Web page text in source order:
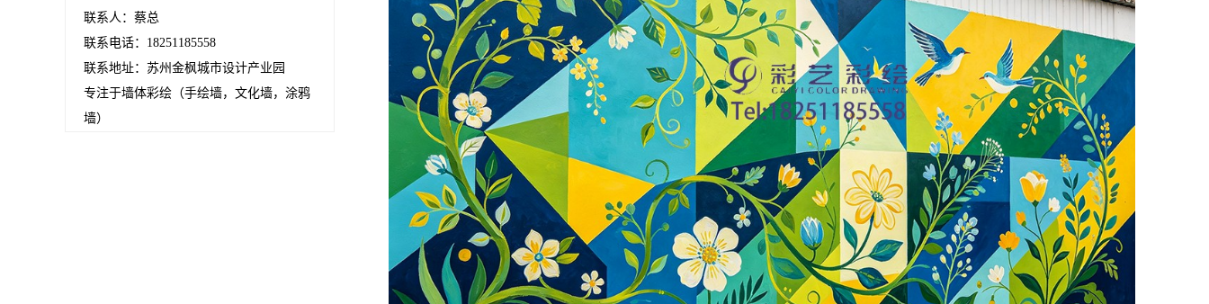
联系人：蔡总
联系电话：18251185558
联系地址：苏州金枫城市设计产业园
专注于墙体彩绘（手绘墙，文化墙，涂鸦
墙）